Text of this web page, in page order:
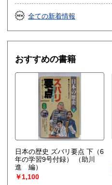
全ての新着情報
おすすめの書籍
日本の歴史 ズバリ要点 下（6
年の学習9号付録）
（助川
進 編）
￥1,100